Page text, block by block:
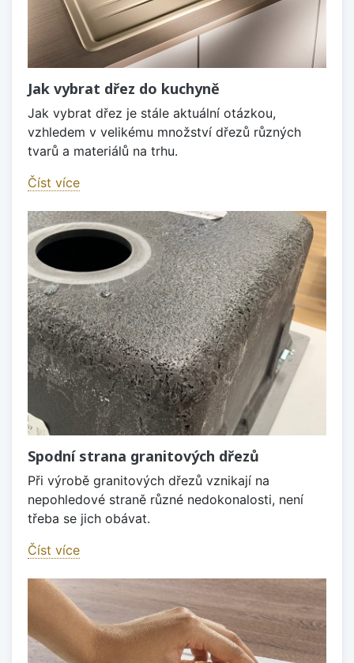
Jak vybrat dřez do kuchyně
Jak vybrat dřez je stále aktuální otázkou,
vzhledem v velikému množství dřezů různých
tvarů a materiálů na trhu.
Číst více
Spodní strana granitových dřezů
Při výrobě granitových dřezů vznikají na
nepohledové straně různé nedokonalosti, není
třeba se jich obávat.
Číst více